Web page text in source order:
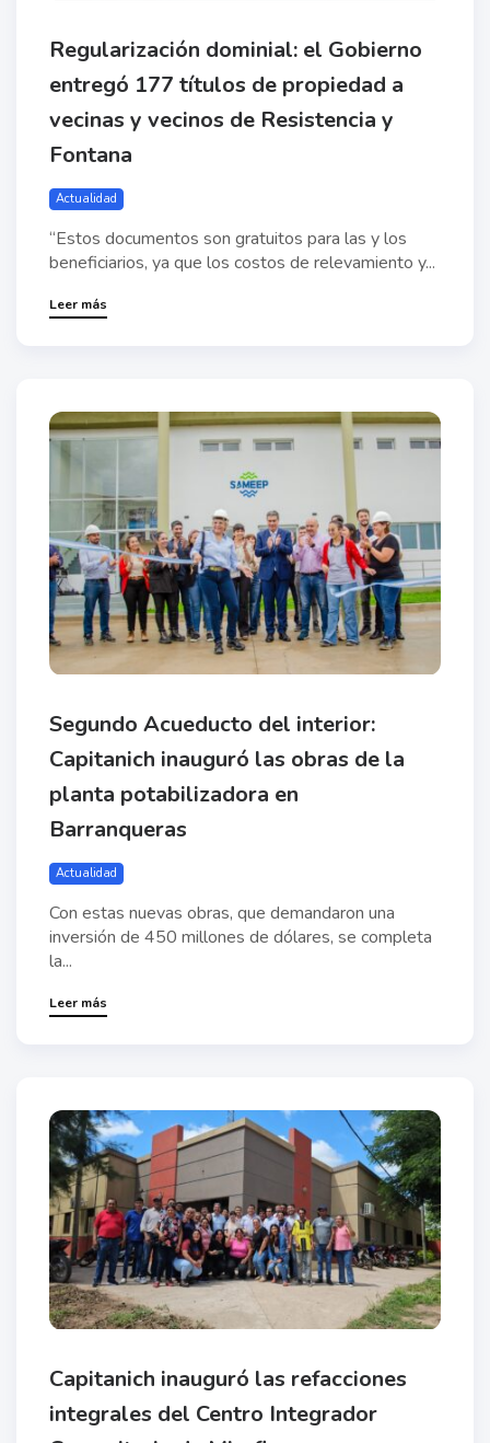
Regularización dominial: el Gobierno
entregó 177 títulos de propiedad a
vecinas y vecinos de Resistencia y
Fontana
Actualidad
“Estos documentos son gratuitos para las y los
beneficiarios, ya que los costos de relevamiento y...
Leer más
Segundo Acueducto del interior:
Capitanich inauguró las obras de la
planta potabilizadora en
Barranqueras
Actualidad
Con estas nuevas obras, que demandaron una
inversión de 450 millones de dólares, se completa
la...
Leer más
Capitanich inauguró las refacciones
integrales del Centro Integrador